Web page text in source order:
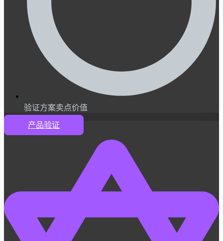
验证方案卖点价值
产品验证